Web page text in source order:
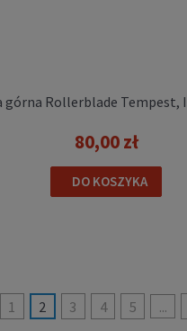
górna Rollerblade Tempest,
80,00 zł
DO KOSZYKA
1 2 3 4 5 ...